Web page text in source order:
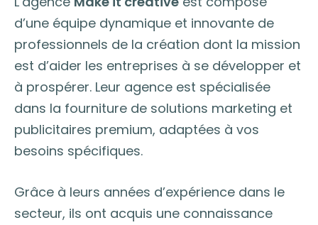
d’une équipe dynamique et innovante de
professionnels de la création dont la mission
est d’aider les entreprises à se développer et
à prospérer. Leur agence est spécialisée
dans la fourniture de solutions marketing et
publicitaires premium, adaptées à vos
besoins spécifiques.
Grâce à leurs années d’expérience dans le
secteur, ils ont acquis une connaissance